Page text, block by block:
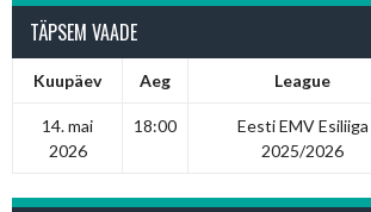
TÄPSEM VAADE
Kuupäev Aeg League
14. mai
2026
18:00
Eesti EMV Esiliiga
2025/2026